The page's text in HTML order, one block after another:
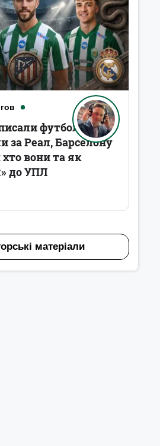
футболістів,
за Реал, Барселону
вони та як
до УПЛ
матеріали